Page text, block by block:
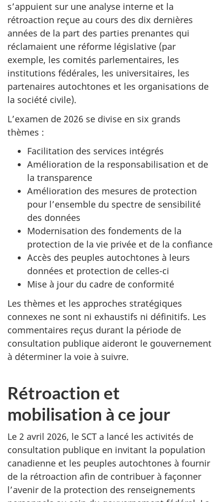
s’appuient sur une analyse interne et la
rétroaction reçue au cours des dix dernières
années de la part des parties prenantes qui
réclamaient une réforme législative (par
exemple, les comités parlementaires, les
institutions fédérales, les universitaires, les
partenaires autochtones et les organisations de
la société civile).
L’examen de 2026 se divise en six grands
thèmes :
Facilitation des services intégrés
Amélioration de la responsabilisation et de
la transparence
Amélioration des mesures de protection
pour l’ensemble du spectre de sensibilité
des données
Modernisation des fondements de la
protection de la vie privée et de la confiance
Accès des peuples autochtones à leurs
données et protection de celles-ci
Mise à jour du cadre de conformité
Les thèmes et les approches stratégiques
connexes ne sont ni exhaustifs ni définitifs. Les
commentaires reçus durant la période de
consultation publique aideront le gouvernement
à déterminer la voie à suivre.
Rétroaction et
mobilisation à ce jour
Le 2 avril 2026, le SCT a lancé les activités de
consultation publique en invitant la population
canadienne et les peuples autochtones à fournir
de la rétroaction afin de contribuer à façonner
l’avenir de la protection des renseignements